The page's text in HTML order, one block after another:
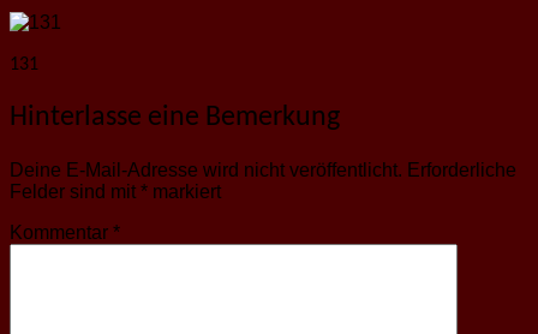
131
Hinterlasse eine Bemerkung
Deine E-Mail-Adresse wird nicht veröffentlicht. Erforderliche
Felder sind mit * markiert
Kommentar *